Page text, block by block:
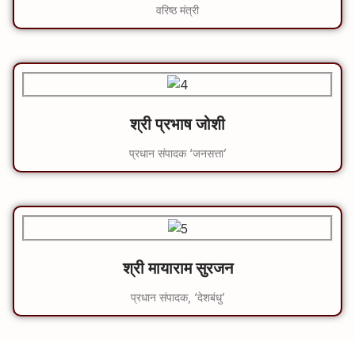
वरिष्ठ मंत्री
श्री प्रभाष जोशी
प्रधान संपादक ‘जनसत्ता’
श्री मायाराम सुरजन
प्रधान संपादक, ‘देशबंधु’